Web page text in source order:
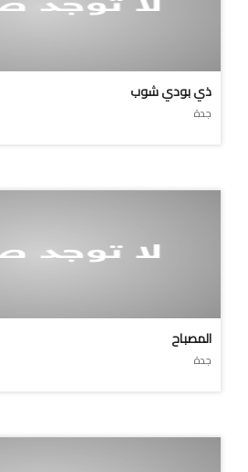
ذي بودي شوب
جدة
المصباح
جدة